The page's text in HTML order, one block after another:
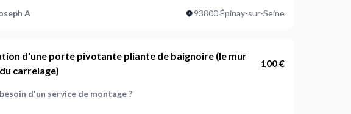
d'éléments de salle de bain sont à démonter ?
A 93800 Épinay-sur-Seine
d'une porte pivotante pliante de baignoire (le mur
carrelage)
100 €
d'un service de montage ?